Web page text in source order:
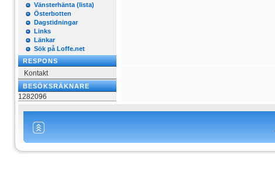
Vänsterhänta (lista)
Österbotten
Dagstidningar
Links
Länkar
Sök på Loffe.net
RESPONS
Kontakt
BESÖKSRÄKNARE
1282096